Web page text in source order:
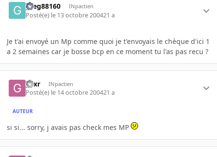
greg88160 INpactien
Posté(e) le 13 octobre 200421 a
Je t'ai envoyé un Mp comme quoi je t'envoyais le chèque d'ici 1
a 2 semaines car je bosse bcp en ce moment tu l'as pas recu ?
gsxr INpactien
Posté(e) le 14 octobre 200421 a
AUTEUR
si si... sorry, j avais pas check mes MP